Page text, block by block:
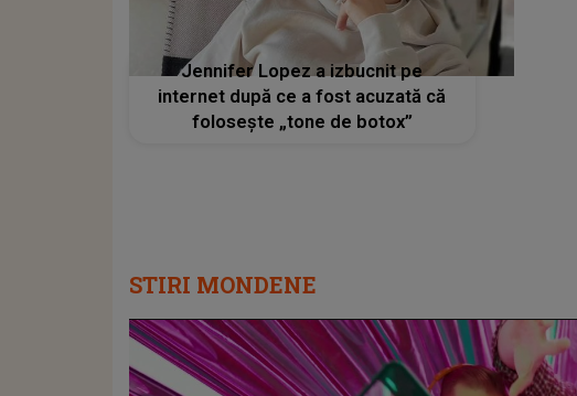
Jennifer Lopez a izbucnit pe
internet după ce a fost acuzată că
folosește „tone de botox”
STIRI MONDENE